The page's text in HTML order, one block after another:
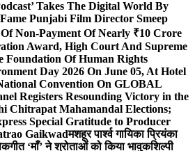
Takes The Digital World By
Punjabi Film Director Smeep
Non-Payment Of Nearly ₹10 Crore
Award, High Court And Supreme
Foundation Of Human Rights
Day 2026 On June 05, At Hotel
Convention On GLOBAL
Registers Resounding Victory in the
Chitrapat Mahamandal Elections;
Special Gratitude to Producer
Gaikwadमशहूर पार्श्व गायिका प्रियंका
‘माँ’ ने श्रोताओं को किया भावुकशिल्पी